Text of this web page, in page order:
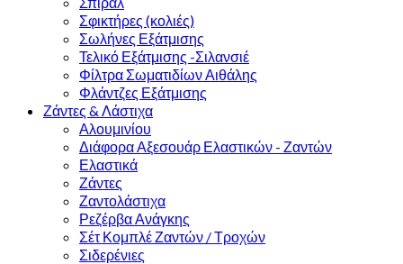
Σφικτήρες (κολιές)
Σωλήνες Εξάτμισης
Τελικό Εξάτμισης -Σιλανσιέ
Φίλτρα Σωματιδίων Αιθάλης
Φλάντζες Εξάτμισης
Ζάντες & Λάστιχα
Αλουμινίου
Διάφορα Αξεσουάρ Ελαστικών - Ζαντών
Ελαστικά
Ζάντες
Ζαντολάστιχα
Ρεζέρβα Ανάγκης
Σέτ Κομπλέ Ζαντών / Τροχών
Σιδερένιες